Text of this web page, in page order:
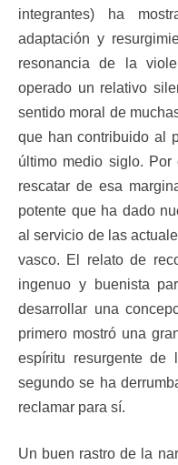
integrantes) ha
adaptación y
resonancia de la
operado un relativo
sentido moral de
que han contribuido al
último medio siglo. Por
rescatar de esa
potente que ha dado
al servicio de las
vasco. El relato de
ingenuo y buenista
desarrollar una
primero mostró una
espíritu resurgente
segundo se ha
reclamar para sí.
Un buen rastro de la